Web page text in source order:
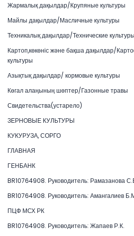
Жармалық дақылдар/Крупяные культуры
Майлы дақылдар/Масличные культуры
Техникалық дақылдар/Технические культуры
Картоп,көкөніс және бақша дақылдар/
культуры
Азықтық дақылдар/ кормовые культуры
Көгал алаңының шөптер/Газонные травы
Свидетельства(устарело)
ЗЕРНОВЫЕ КУЛЬТУРЫ
КУКУРУЗА, СОРГО
ГЛАВНАЯ
ГЕНБАНК
BR10764908. Руководитель: Рамазанова
BR10764908. Руководитель: Амангалиев
ПЦФ МСХ РК
BR10764908. Руководитель: Жапаев Р.К.